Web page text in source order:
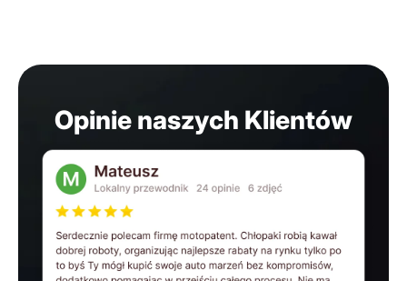
Opinie naszych Klientów